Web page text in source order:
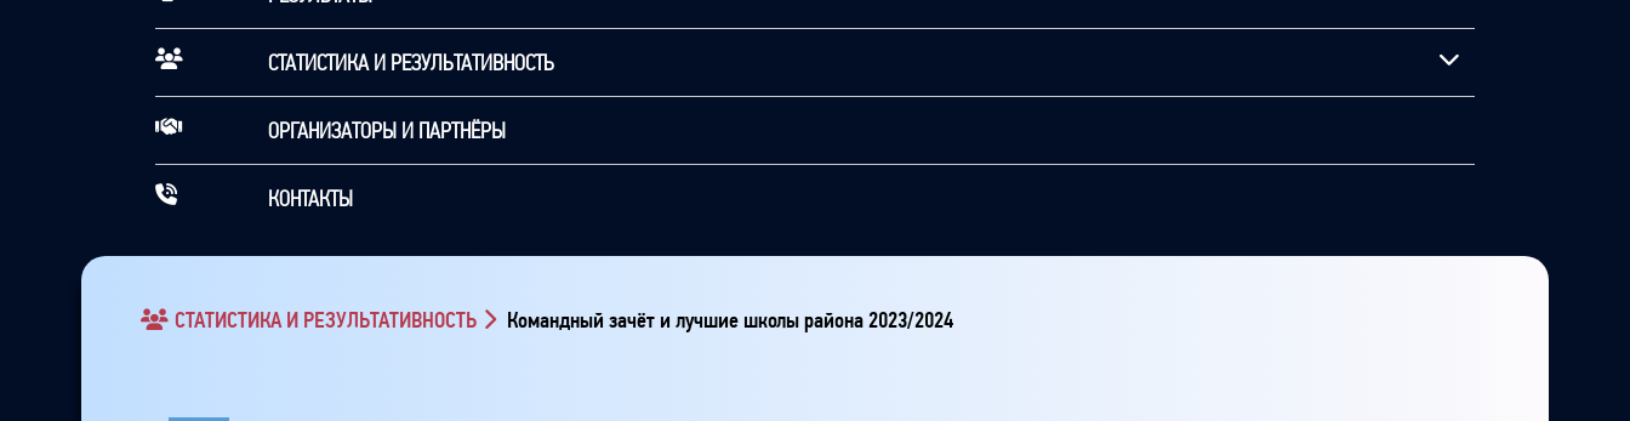
СТАТИСТИКА И РЕЗУЛЬТАТИВНОСТЬ
ОРГАНИЗАТОРЫ И ПАРТНЁРЫ
КОНТАКТЫ
СТАТИСТИКА И РЕЗУЛЬТАТИВНОСТЬ Командный зачёт и лучшие школы района 2023/2024